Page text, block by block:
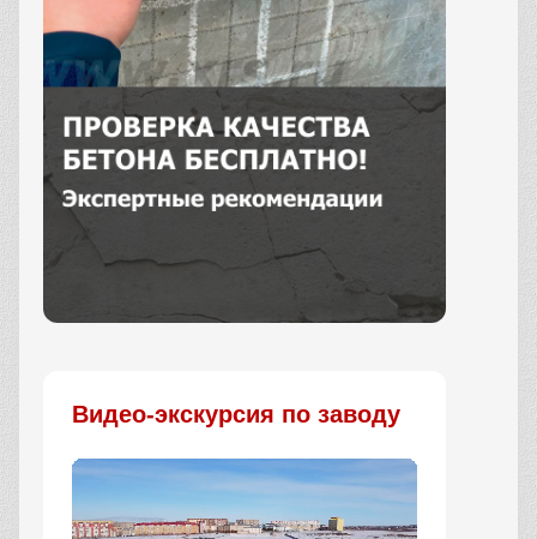
Видео-экскурсия по заводу